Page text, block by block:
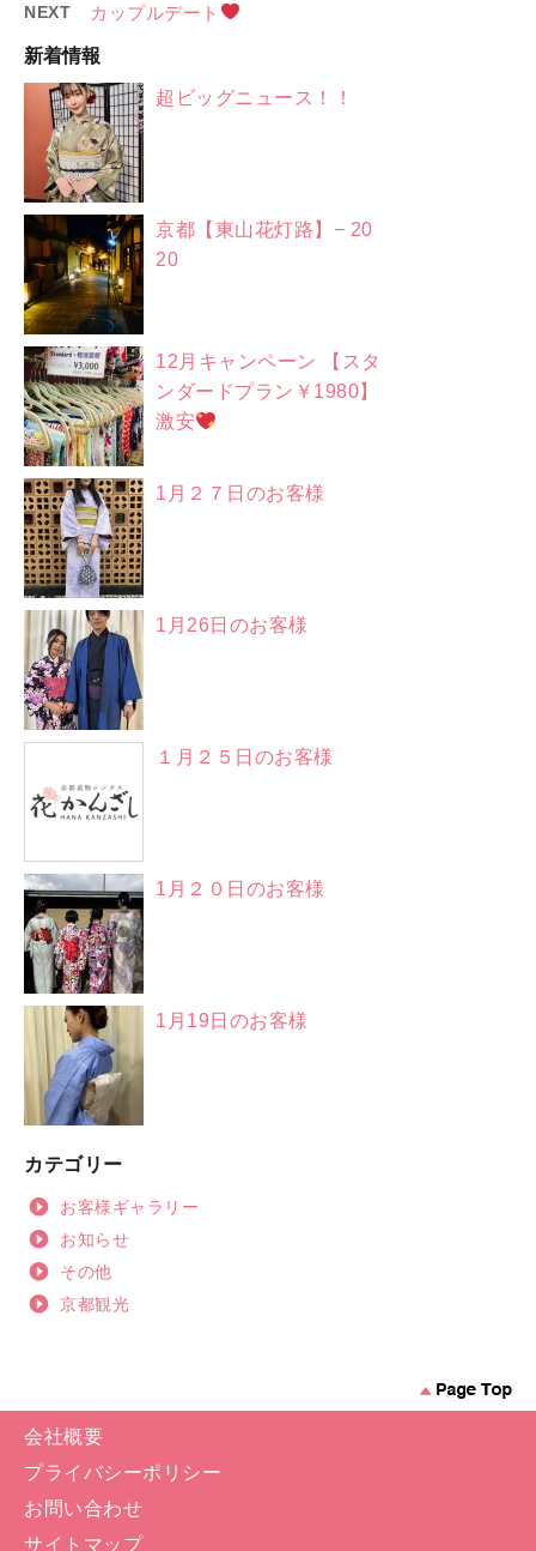
NEXT カップルデート
新着情報
超ビッグニュース！！
京都【東山花灯路】− 20
20
12月キャンペーン 【スタ
ンダードプラン￥1980】
激安
1月２７日のお客様
1月26日のお客様
１月２５日のお客様
1月２０日のお客様
1月19日のお客様
カテゴリー
お客様ギャラリー
お知らせ
その他
京都観光
会社概要
プライバシーポリシー
お問い合わせ
サイトマップ